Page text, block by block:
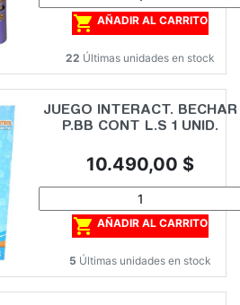
 AÑADIR AL CARRITO
22 Últimas unidades en stock
JUEGO INTERACT. BECHAR
P.BB CONT L.S 1 UNID.
Precio
10.490,00 $
 AÑADIR AL CARRITO
5 Últimas unidades en stock